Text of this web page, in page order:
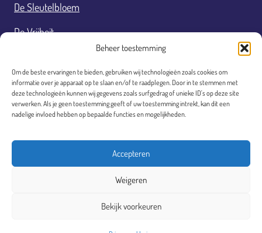
Beheer toestemming
Om de beste ervaringen te bieden, gebruiken wij technologieën zoals cookies om
informatie over je apparaat op te slaan en/of te raadplegen. Door in te stemmen met
deze technologieën kunnen wij gegevens zoals surfgedrag of unieke ID's op deze site
verwerken. Als je geen toestemming geeft of uw toestemming intrekt, kan dit een
nadelige invloed hebben op bepaalde functies en mogelijkheden.
Accepteren
Weigeren
Bekijk voorkeuren
De Sleutelbloem
De Vrijheit
De Wilgeroos
Fourteens
Responsible disclosure